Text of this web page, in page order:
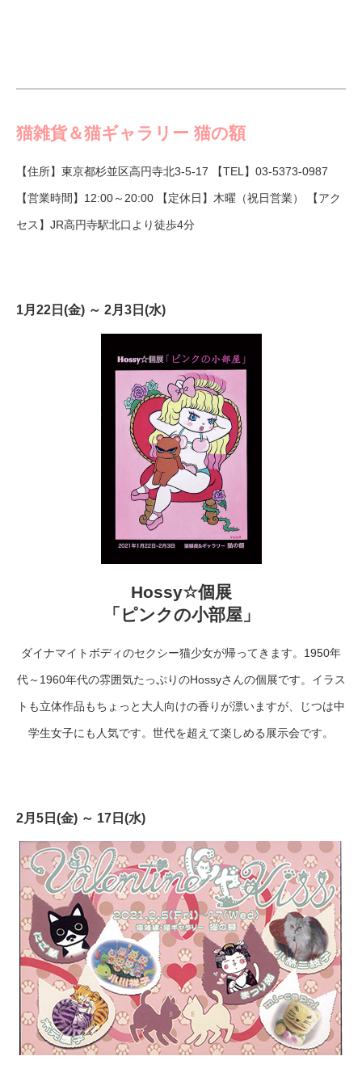
猫雑貨＆猫ギャラリー 猫の額
【住所】東京都杉並区高円寺北3-5-17 【TEL】03-5373-0987
【営業時間】12:00～20:00 【定休日】木曜（祝日営業） 【アク
セス】JR高円寺駅北口より徒歩4分
1月22日(金) ～ 2月3日(水)
Hossy☆個展
「ピンクの小部屋」
ダイナマイトボディのセクシー猫少女が帰ってきます。1950年
代～1960年代の雰囲気たっぷりのHossyさんの個展です。イラス
トも立体作品もちょっと大人向けの香りが漂いますが、じつは中
学生女子にも人気です。世代を超えて楽しめる展示会です。
2月5日(金) ～ 17日(水)